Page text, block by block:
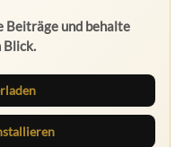
Beiträge und behalte
Blick.